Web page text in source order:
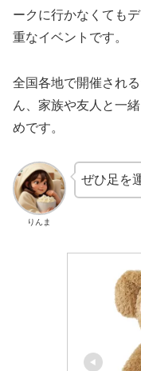
ークに行かなくても
重なイベントです。
全国各地で開催され
ん、家族や友人と一
めです。
りんま
ぜひ足を